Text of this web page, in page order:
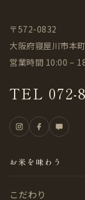
〒572-0832
大阪府寝屋川市本
営業時間 10:00 –
TEL 072-
お米を味わう
こだわり